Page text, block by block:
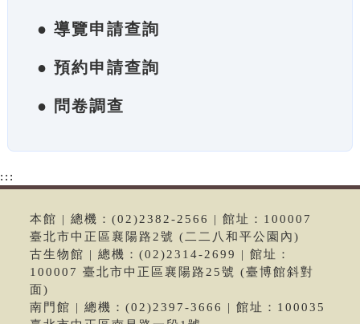
● 導覽申請查詢
● 預約申請查詢
● 問卷調查
:::
本館 | 總機：(02)2382-2566 | 館址：100007
臺北市中正區襄陽路2號 (二二八和平公園內)
古生物館 | 總機：(02)2314-2699 | 館址：
100007 臺北市中正區襄陽路25號 (臺博館斜對
面)
南門館 | 總機：(02)2397-3666 | 館址：100035